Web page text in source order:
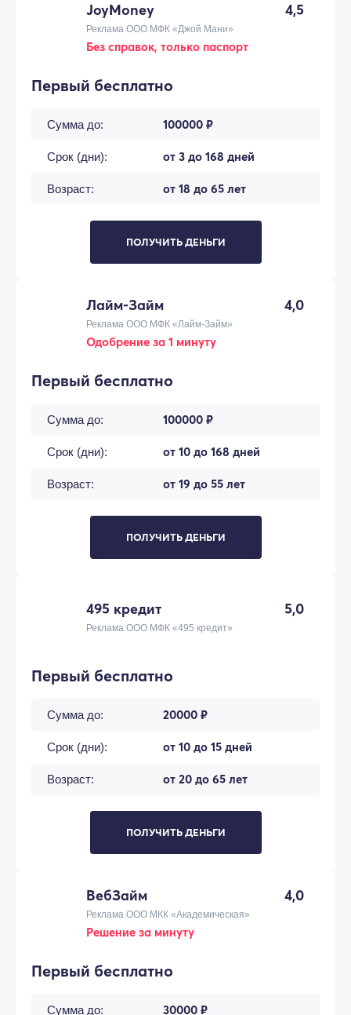
JoyMoney 4,5
Реклама ООО МФК «Джой Мани»
Без справок, только паспорт
Первый бесплатно
Сумма до: 100000 ₽
Срок (дни): от 3 до 168 дней
Возраст: от 18 до 65 лет
ПОЛУЧИТЬ ДЕНЬГИ
Лайм-Займ 4,0
Реклама ООО МФК «Лайм-Займ»
Одобрение за 1 минуту
Первый бесплатно
Сумма до: 100000 ₽
Срок (дни): от 10 до 168 дней
Возраст: от 19 до 55 лет
ПОЛУЧИТЬ ДЕНЬГИ
495 кредит 5,0
Реклама ООО МФК «495 кредит»
Первый бесплатно
Сумма до: 20000 ₽
Срок (дни): от 10 до 15 дней
Возраст: от 20 до 65 лет
ПОЛУЧИТЬ ДЕНЬГИ
ВебЗайм 4,0
Реклама ООО МКК «Академическая»
Решение за минуту
Первый бесплатно
Сумма до: 30000 ₽